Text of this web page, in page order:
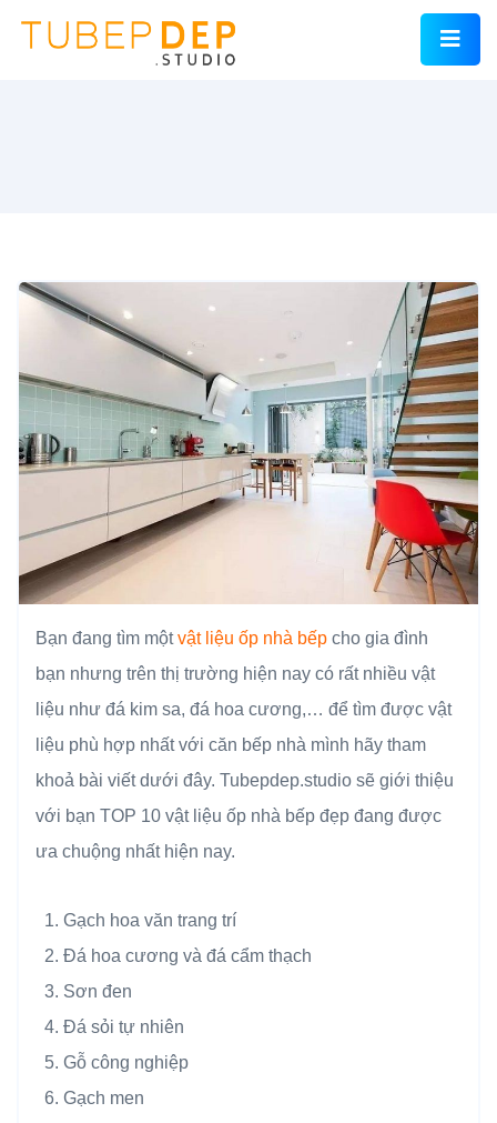
Bạn đang tìm mộtvật liệu ốp nhà bếp cho gia đình
bạn nhưng trên thị trường hiện nay có rất nhiều vật
liệu như đá kim sa, đá hoa cương,… để tìm được vật
liệu phù hợp nhất với căn bếp nhà mình hãy tham
khoả bài viết dưới đây. Tubepdep.studio sẽ giới thiệu
với bạn TOP 10 vật liệu ốp nhà bếp đẹp đang được
ưa chuộng nhất hiện nay.
Gạch hoa văn trang trí
Đá hoa cương và đá cẩm thạch
Sơn đen
Đá sỏi tự nhiên
Gỗ công nghiệp
Gạch men